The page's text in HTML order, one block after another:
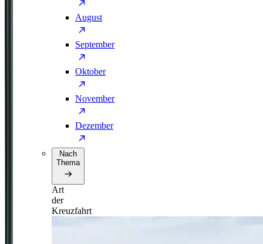
August
September
Oktober
November
Dezember
Nach
Thema
Art
der
Kreuzfahrt